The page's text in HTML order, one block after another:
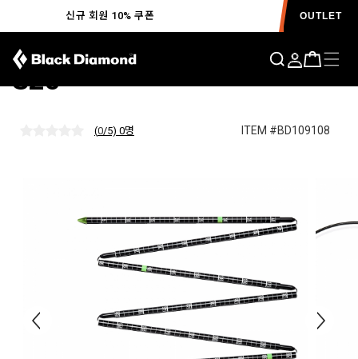
신규 회원 10% 쿠폰 OUTLET
퀵드로우 프로 프로브 320
S25
(0/5) 0명 ITEM #BD109108